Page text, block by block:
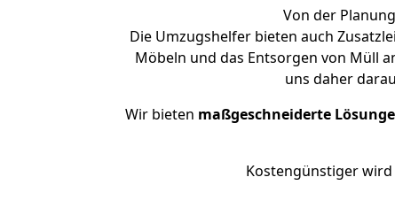
Von der
Die Umzugshelfer bieten auch
Möbeln und das Entsorgen von Müll
uns daher
Wir bieten maßgeschneiderte
Kostengünstiger